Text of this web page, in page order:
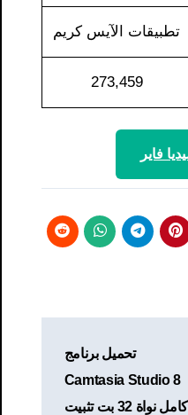
تطبيقات الآيس كريم
273,459
​​فاير
تحميل برنامج
Camtasia Studio 8
كامل نواة 32 بت تثبيت